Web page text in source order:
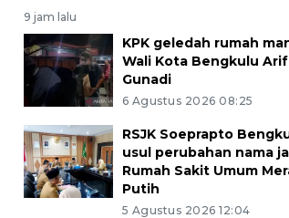
9 jam lalu
KPK geledah rumah
Wali Kota Bengkulu Arif
Gunadi
6 Agustus 2026 08:25
RSJK Soeprapto
usul perubahan nama
Rumah Sakit Umum
Putih
5 Agustus 2026 12:04